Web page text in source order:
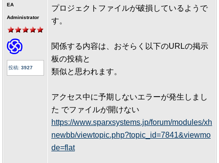
EA
Administrator
投稿: 3927
プロジェクトファイルが破損しているようで
す。
関係する内容は、おそらく以下のURLの掲示
板の投稿と
類似と思われます。
アクセス中に予期しないエラーが発生しまし
た でファイルが開けない
https://www.sparxsystems.jp/forum/modules/xh
newbb/viewtopic.php?topic_id=7841&viewmo
de=flat